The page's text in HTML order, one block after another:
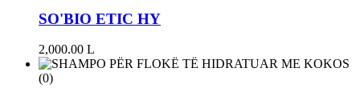
SO'BIO ETIC HY
2,000.00 L
(0)